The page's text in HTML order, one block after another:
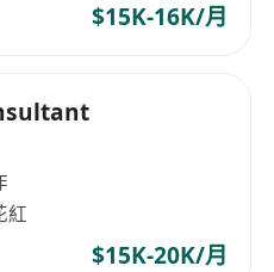
$15K-16K/月
紅
$15K-20K/月